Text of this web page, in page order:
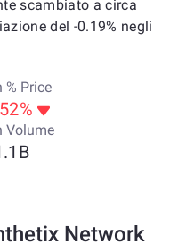
scambiato a circa
del -0.19% negli
% Price
Volume
Network